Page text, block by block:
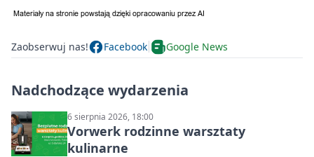
Zaobserwuj nas! Facebook Google News
Nadchodzące wydarzenia
6 sierpnia 2026, 18:00
Vorwerk rodzinne warsztaty
kulinarne